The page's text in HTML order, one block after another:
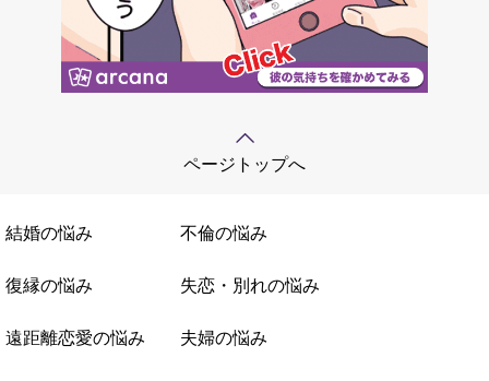
ページトップへ
結婚の悩み 不倫の悩み
復縁の悩み 失恋・別れの悩み
遠距離恋愛の悩み 夫婦の悩み